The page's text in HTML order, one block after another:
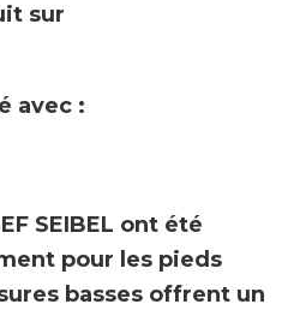
sur
avec :
SEIBEL ont été
pour les pieds
basses offrent un